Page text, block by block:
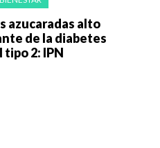
azucaradas alto
de la diabetes
2: IPN